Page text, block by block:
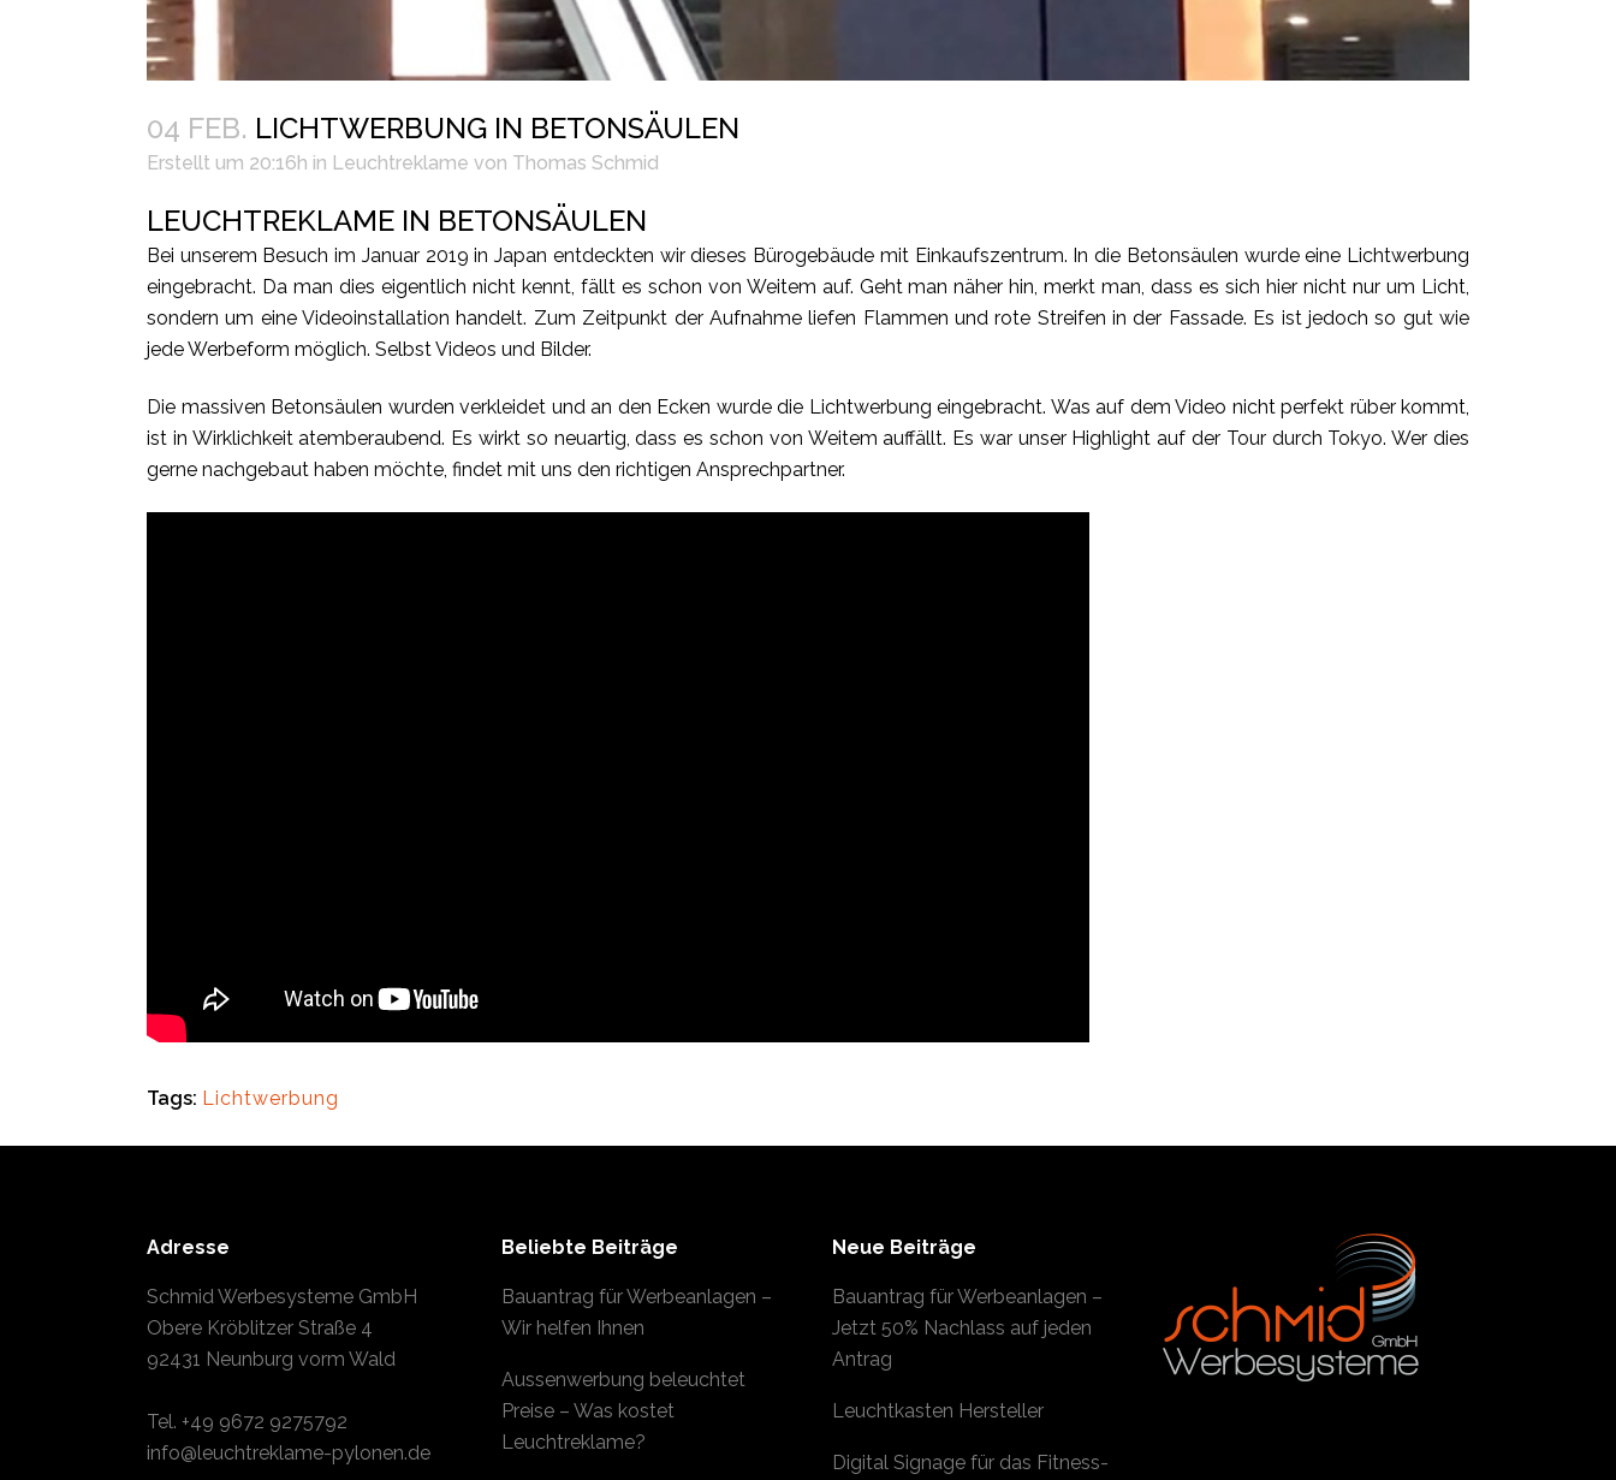
04 FEB. LICHTWERBUNG IN BETONSÄULEN
Erstellt um 20:16h in Leuchtreklame von Thomas Schmid
LEUCHTREKLAME IN BETONSÄULEN
Bei unserem Besuch im Januar 2019 in Japan entdeckten wir dieses Bürogebäude mit Einkaufszentrum. In die Betonsäulen wurde eine Lichtwerbung
eingebracht. Da man dies eigentlich nicht kennt, fällt es schon von Weitem auf. Geht man näher hin, merkt man, dass es sich hier nicht nur um Licht,
sondern um eine Videoinstallation handelt. Zum Zeitpunkt der Aufnahme liefen Flammen und rote Streifen in der Fassade. Es ist jedoch so gut wie
jede Werbeform möglich. Selbst Videos und Bilder.
Die massiven Betonsäulen wurden verkleidet und an den Ecken wurde die Lichtwerbung eingebracht. Was auf dem Video nicht perfekt rüber kommt,
ist in Wirklichkeit atemberaubend. Es wirkt so neuartig, dass es schon von Weitem auffällt. Es war unser Highlight auf der Tour durch Tokyo. Wer dies
gerne nachgebaut haben möchte, findet mit uns den richtigen Ansprechpartner.
Tags: Lichtwerbung
Adresse
Schmid Werbesysteme GmbH
Obere Kröblitzer Straße 4
92431 Neunburg vorm Wald
Tel. +49 9672 9275792
info@leuchtreklame-pylonen.de
Beliebte Beiträge
Bauantrag für Werbeanlagen –
Wir helfen Ihnen
Aussenwerbung beleuchtet
Preise – Was kostet
Leuchtreklame?
Neue Beiträge
Bauantrag für Werbeanlagen –
Jetzt 50% Nachlass auf jeden
Antrag
Leuchtkasten Hersteller
Digital Signage für das Fitness-